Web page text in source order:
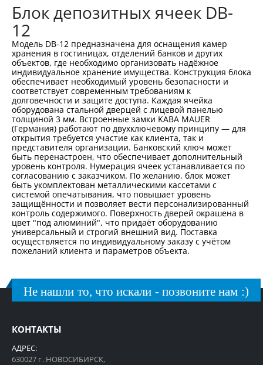
Блок депозитных ячеек DB-
12
Модель DB-12 предназначена для оснащения камер
хранения в гостиницах, отделений банков и других
объектов, где необходимо организовать надёжное
индивидуальное хранение имущества. Конструкция блока
обеспечивает необходимый уровень безопасности и
соответствует современным требованиям к
долговечности и защите доступа. Каждая ячейка
оборудована стальной дверцей с лицевой панелью
толщиной 3 мм. Встроенные замки KABA MAUER
(Германия) работают по двухключевому принципу — для
открытия требуется участие как клиента, так и
представителя организации. Банковский ключ может
быть перенастроен, что обеспечивает дополнительный
уровень контроля. Нумерация ячеек устанавливается по
согласованию с заказчиком. По желанию, блок может
быть укомплектован металлическими кассетами с
системой опечатывания, что повышает уровень
защищённости и позволяет вести персонализированный
контроль содержимого. Поверхность дверей окрашена в
цвет "под алюминий", что придаёт оборудованию
универсальный и строгий внешний вид. Поставка
осуществляется по индивидуальному заказу с учётом
пожеланий клиента и параметров объекта.
Не нашли то, что искали - позвоните нам :)
КОНТАКТЫ
АДРЕС:
630027 г. НОВОСИБИРСК,